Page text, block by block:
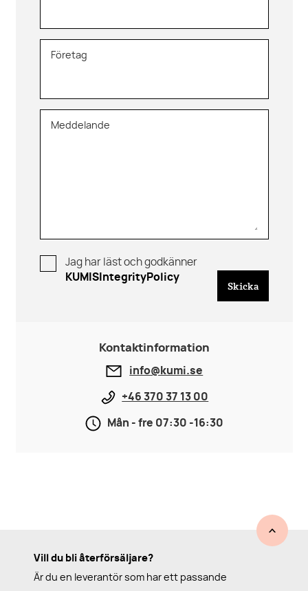
Företag
Meddelande
Jag har läst och godkänner
KUMISIntegrityPolicy
Skicka
Kontaktinformation
info@kumi.se
+46 370 37 13 00
Mån - fre 07:30 -16:30
Vill du bli återförsäljare?
Är du en leverantör som har ett passande